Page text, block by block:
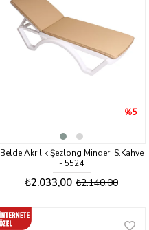
Belde Akrilik Şezlong Minderi S.Kahve
- 5524
₺2.033,00 ₺2.140,00
%5